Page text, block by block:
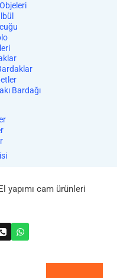
Bardağı
yapımı cam ürünleri